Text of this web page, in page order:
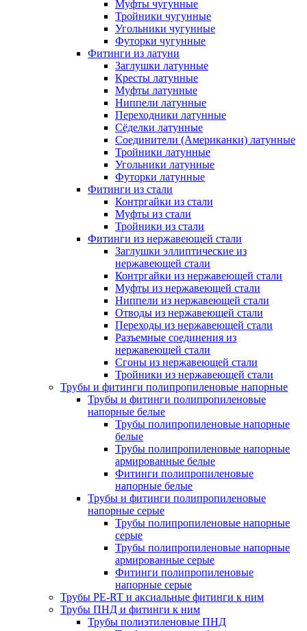
Муфты чугунные
Тройники чугунные
Угольники чугунные
Футорки чугунные
Фитинги из латуни
Заглушки латунные
Кресты латунные
Муфты латунные
Ниппели латунные
Переходники латунные
Сёделки латунные
Соединители (Американки) латунные
Тройники латунные
Угольники латунные
Футорки латунные
Фитинги из стали
Контргайки из стали
Муфты из стали
Тройники из стали
Фитинги из нержавеющей стали
Заглушки эллиптические из
нержавеющей стали
Контргайки из нержавеющей стали
Муфты из нержавеющей стали
Ниппели из нержавеющей стали
Отводы из нержавеющей стали
Переходы из нержавеющей стали
Разъемные соединения из
нержавеющей стали
Сгоны из нержавеющей стали
Тройники из нержавеющей стали
Трубы и фитинги полипропиленовые напорные
Трубы и фитинги полипропиленовые
напорные белые
Трубы полипропиленовые напорные
белые
Трубы полипропиленовые напорные
армированные белые
Фитинги полипропиленовые
напорные белые
Трубы и фитинги полипропиленовые
напорные серые
Трубы полипропиленовые напорные
серые
Трубы полипропиленовые напорные
армированные серые
Фитинги полипропиленовые
напорные серые
Трубы PE-RT и аксиальные фитинги к ним
Трубы ПНД и фитинги к ним
Трубы полиэтиленовые ПНД